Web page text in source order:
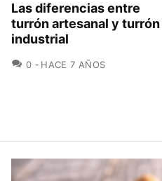
Las diferencias entre
turrón artesanal y turrón
industrial
0 COMENTARIOS
HACE 7 AÑOS